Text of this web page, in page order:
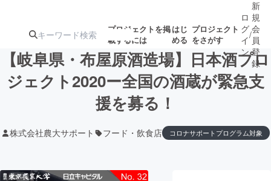
プロジェクトを掲
載するには
はじ
める
プロジェクト
をさがす
注目の新着プロ募集終了が近いプ
ロ
グ
イ
ン
/
新
規
会
員
登
録
【岐阜県・布屋原酒造場】日本酒プロ
ジェクト2020ー全国の酒蔵が緊急支
援を募る！
株式会社農大サポート フード・飲食店 コロナサポートプログラム対象